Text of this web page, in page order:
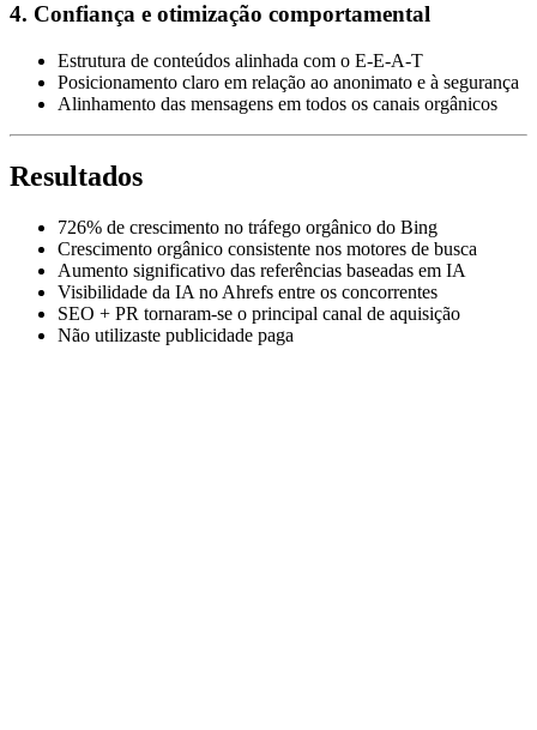
4. Confiança e otimização comportamental
Estrutura de conteúdos alinhada com o E-E-A-T
Posicionamento claro em relação ao anonimato e à segurança
Alinhamento das mensagens em todos os canais orgânicos
Resultados
726% de crescimento no tráfego orgânico do Bing
Crescimento orgânico consistente nos motores de busca
Aumento significativo das referências baseadas em IA
Visibilidade da IA no Ahrefs entre os concorrentes
SEO + PR tornaram-se o principal canal de aquisição
Não utilizaste publicidade paga